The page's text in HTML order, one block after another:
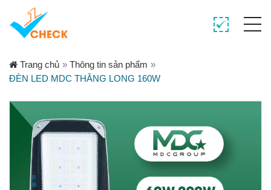
Trang chủ » Thông tin sản phẩm »
ĐÈN LED MDC THĂNG LONG 160W